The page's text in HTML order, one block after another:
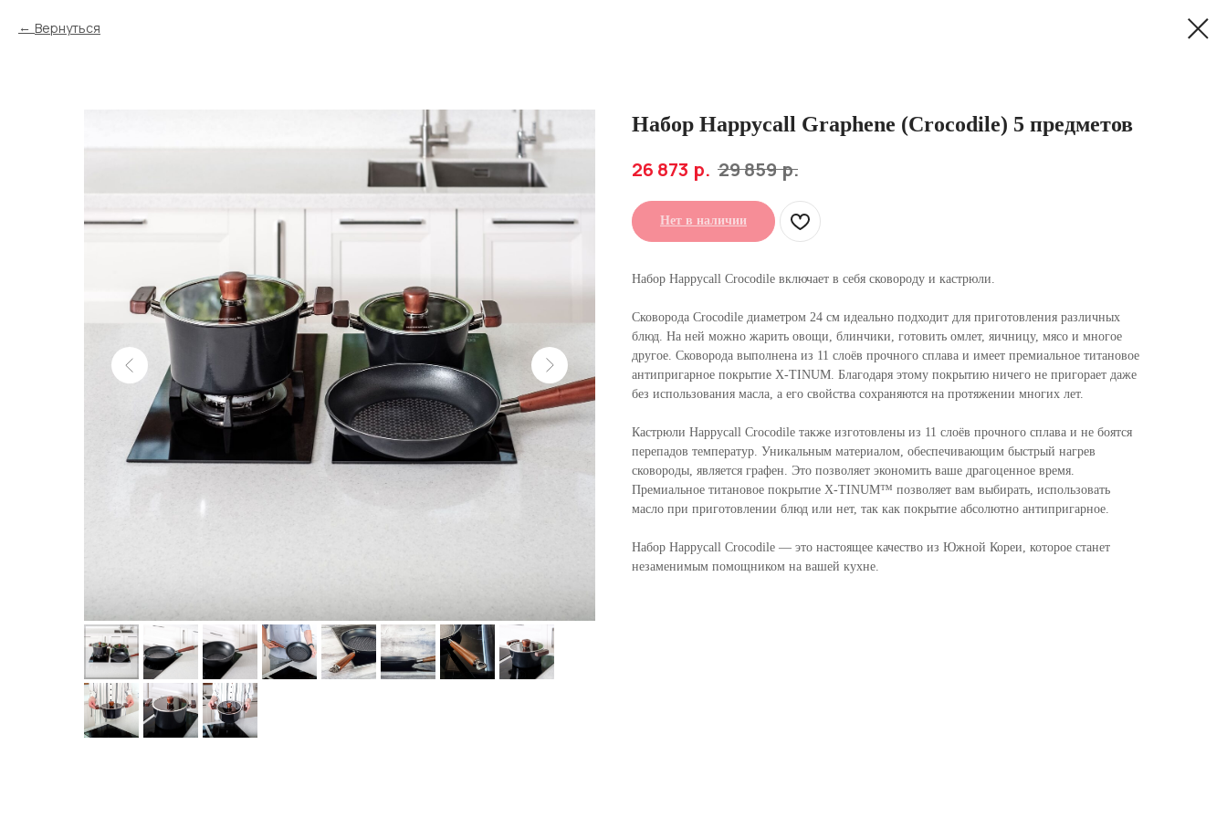
Вернуться
Набор Happycall Graphene (Crocodile) 5 предметов
26 873 р. 29 859 р.
Нет в наличии
Набор Happycall Crocodile включает в себя сковороду и кастрюли.
Сковорода Crocodile диаметром 24 см идеально подходит для приготовления различных
блюд. На ней можно жарить овощи, блинчики, готовить омлет, яичницу, мясо и многое
другое. Сковорода выполнена из 11 слоёв прочного сплава и имеет премиальное титановое
антипригарное покрытие X-TINUM. Благодаря этому покрытию ничего не пригорает даже
без использования масла, а его свойства сохраняются на протяжении многих лет.
Кастрюли Happycall Crocodile также изготовлены из 11 слоёв прочного сплава и не боятся
перепадов температур. Уникальным материалом, обеспечивающим быстрый нагрев
сковороды, является графен. Это позволяет экономить ваше драгоценное время.
Премиальное титановое покрытие X-TINUM™ позволяет вам выбирать, использовать
масло при приготовлении блюд или нет, так как покрытие абсолютно антипригарное.
Набор Happycall Crocodile — это настоящее качество из Южной Кореи, которое станет
незаменимым помощником на вашей кухне.